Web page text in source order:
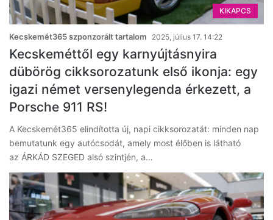
KIKAPCS
Kecskemét365 szponzorált tartalom 2025, július 17. 14:22
Kecskeméttől egy karnyújtásnyira
dübörög cikksorozatunk első ikonja: egy
igazi német versenylegenda érkezett, a
Porsche 911 RS!
A Kecskemét365 elindította új, napi cikksorozatát: minden nap
bemutatunk egy autócsodát, amely most élőben is látható
az ÁRKÁD SZEGED alsó szintjén, a…